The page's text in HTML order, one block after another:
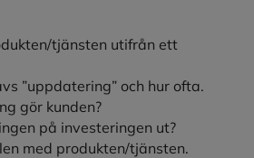
tjänsten utifrån ett
”uppdatering” och hur ofta.
gör kunden?
på investeringen ut?
med produkten/tjänsten.